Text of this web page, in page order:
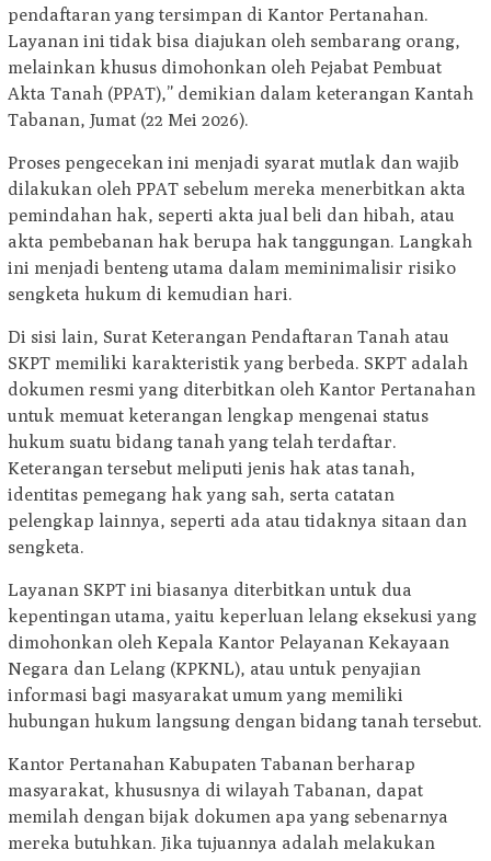
pendaftaran yang tersimpan di Kantor Pertanahan.
Layanan ini tidak bisa diajukan oleh sembarang orang,
melainkan khusus dimohonkan oleh Pejabat Pembuat
Akta Tanah (PPAT),” demikian dalam keterangan Kantah
Tabanan, Jumat (22 Mei 2026).
Proses pengecekan ini menjadi syarat mutlak dan wajib
dilakukan oleh PPAT sebelum mereka menerbitkan akta
pemindahan hak, seperti akta jual beli dan hibah, atau
akta pembebanan hak berupa hak tanggungan. Langkah
ini menjadi benteng utama dalam meminimalisir risiko
sengketa hukum di kemudian hari.
Di sisi lain, Surat Keterangan Pendaftaran Tanah atau
SKPT memiliki karakteristik yang berbeda. SKPT adalah
dokumen resmi yang diterbitkan oleh Kantor Pertanahan
untuk memuat keterangan lengkap mengenai status
hukum suatu bidang tanah yang telah terdaftar.
Keterangan tersebut meliputi jenis hak atas tanah,
identitas pemegang hak yang sah, serta catatan
pelengkap lainnya, seperti ada atau tidaknya sitaan dan
sengketa.
Layanan SKPT ini biasanya diterbitkan untuk dua
kepentingan utama, yaitu keperluan lelang eksekusi yang
dimohonkan oleh Kepala Kantor Pelayanan Kekayaan
Negara dan Lelang (KPKNL), atau untuk penyajian
informasi bagi masyarakat umum yang memiliki
hubungan hukum langsung dengan bidang tanah tersebut.
Kantor Pertanahan Kabupaten Tabanan berharap
masyarakat, khususnya di wilayah Tabanan, dapat
memilah dengan bijak dokumen apa yang sebenarnya
mereka butuhkan. Jika tujuannya adalah melakukan